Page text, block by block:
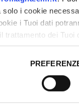
i cookie
i Tuoi dati
trattamento dei
che abbiamo